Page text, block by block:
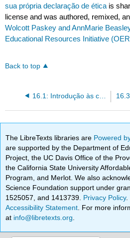
sua própria declaração de ética is
license and was authored, remixed,
Wolcott Paskey and AnnMarie
Educational Resources Initiative
Back to top
16.1: Introdução às considerações legais e éticas em arqueologia
The LibreTexts libraries are Powered
are supported by the Department of
Project, the UC Davis Office of the
the California State University
Program, and Merlot. We also
Science Foundation support under
1525057, and 1413739. Privacy Policy.
Accessibility Statement . For more
at info@libretexts.org